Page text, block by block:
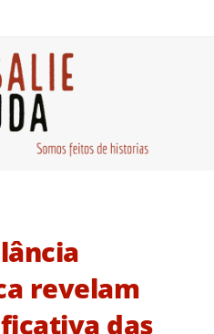
revelam
das